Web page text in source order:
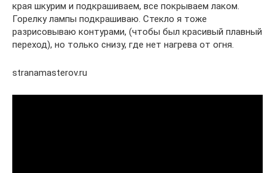
края шкурим и подкрашиваем, все покрываем лаком.
Горелку лампы подкрашиваю. Стекло я тоже
разрисовываю контурами, (чтобы был красивый плавный
переход), но только снизу, где нет нагрева от огня.
stranamasterov.ru